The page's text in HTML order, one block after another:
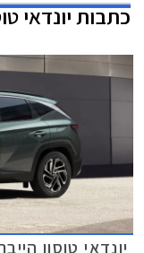
כתבותיונדאי
יונדאי טוסון